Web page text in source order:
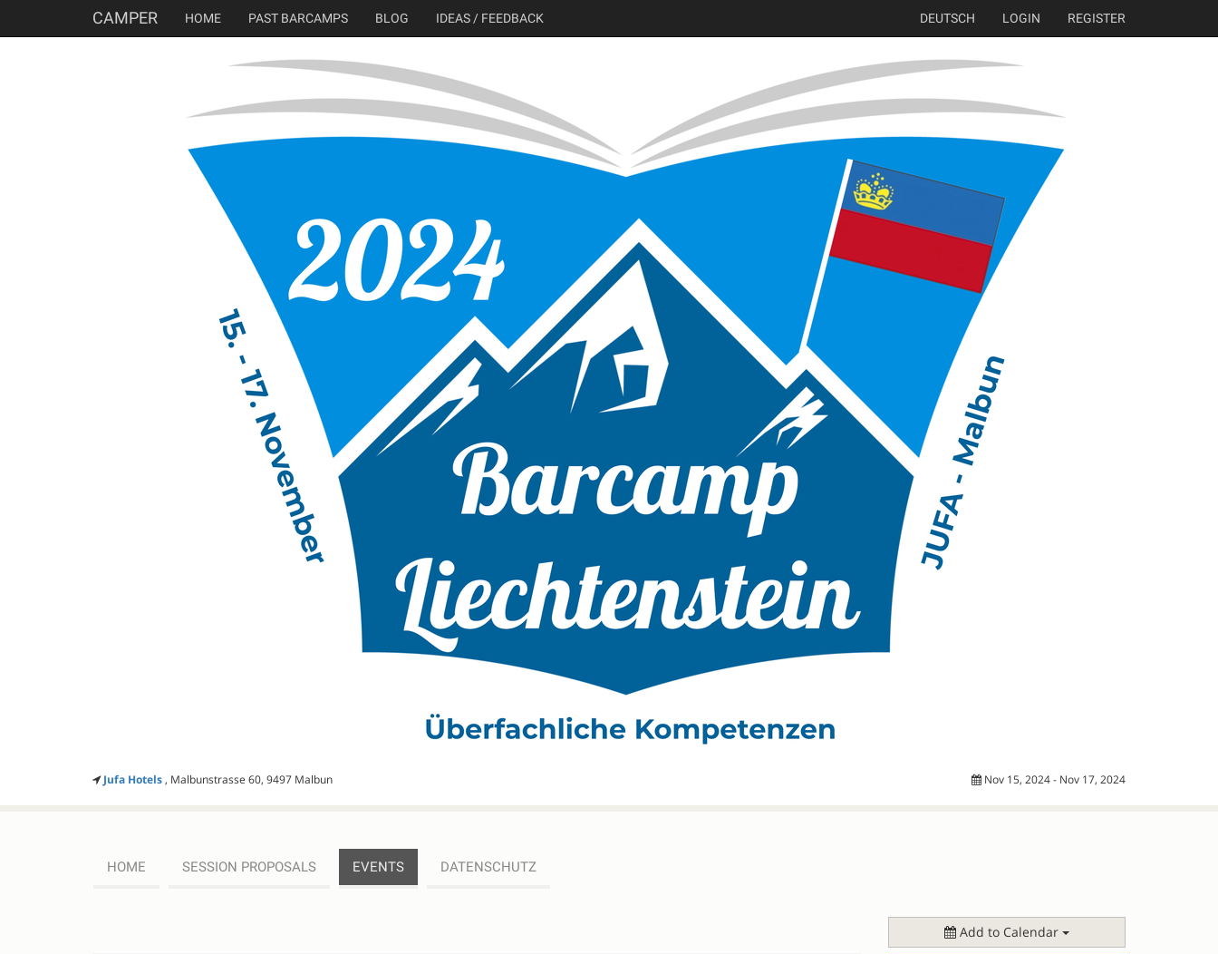
CAMPER HOME PAST BARCAMPS BLOG IDEAS / FEEDBACK DEUTSCH LOGIN REGISTER
Jufa Hotels, Malbunstrasse 60, 9497 Malbun Nov 15, 2024 - Nov 17, 2024
HOME SESSION PROPOSALS EVENTS DATENSCHUTZ
Add to Calendar